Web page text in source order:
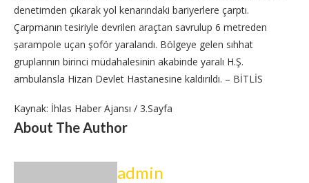
denetimden çıkarak yol kenarındaki bariyerlere çarptı.
Çarpmanın tesiriyle devrilen araçtan savrulup 6 metreden
şarampole uçan şoför yaralandı. Bölgeye gelen sıhhat
gruplarının birinci müdahalesinin akabinde yaralı H.Ş.
ambulansla Hizan Devlet Hastanesine kaldırıldı. – BİTLİS
Kaynak: İhlas Haber Ajansı / 3.Sayfa
About The Author
admin